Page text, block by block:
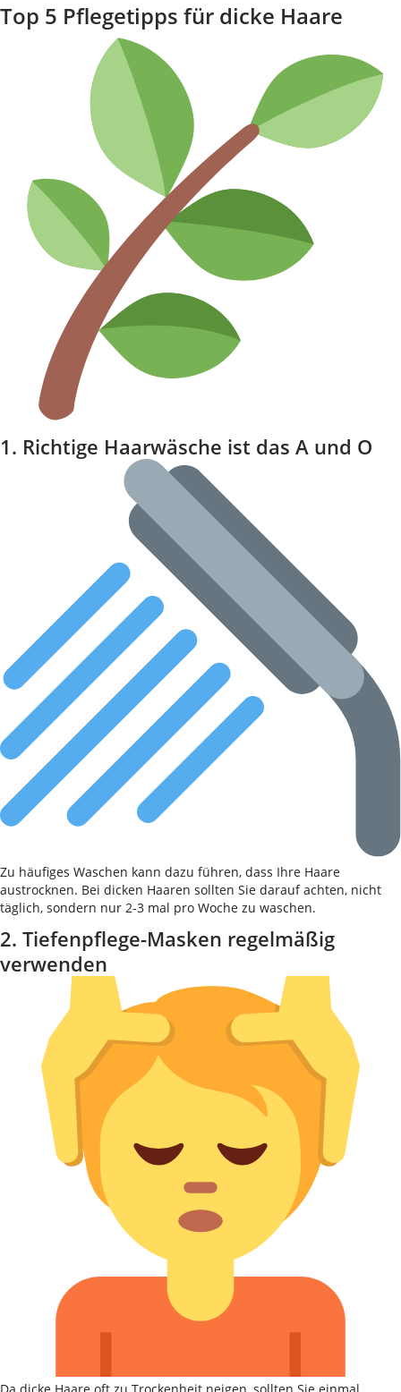
Top 5 Pflegetipps für dicke Haare
1. Richtige Haarwäsche ist das A und O
Zu häufiges Waschen kann dazu führen, dass Ihre Haare
austrocknen. Bei dicken Haaren sollten Sie darauf achten, nicht
täglich, sondern nur 2-3 mal pro Woche zu waschen.
2. Tiefenpflege-Masken regelmäßig
verwenden